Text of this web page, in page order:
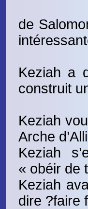
de
Keziah a
construit
Keziah
Arche
Keziah
« obéir de
Keziah
dire ?faire